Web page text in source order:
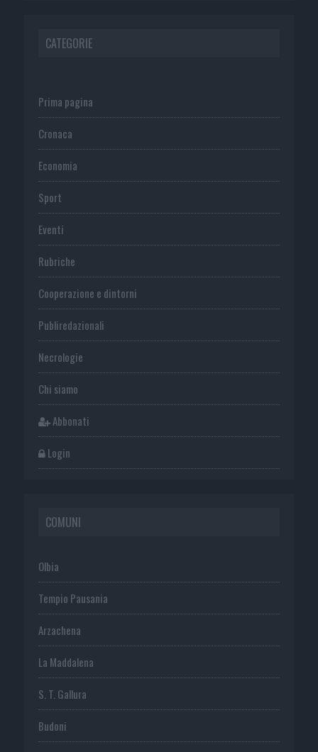
CATEGORIE
Prima pagina
Cronaca
Economia
Sport
Eventi
Rubriche
Cooperazione e dintorni
Publiredazionali
Necrologie
Chi siamo
Abbonati
Login
COMUNI
Olbia
Tempio Pausania
Arzachena
La Maddalena
S. T. Gallura
Budoni